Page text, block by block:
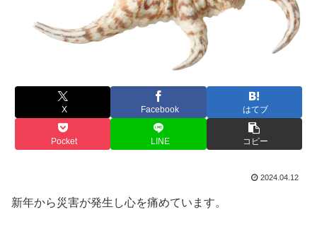
X Facebook はてブ
Pocket LINE コピー
2024.04.12
新年から災害が発生し心を痛めています。